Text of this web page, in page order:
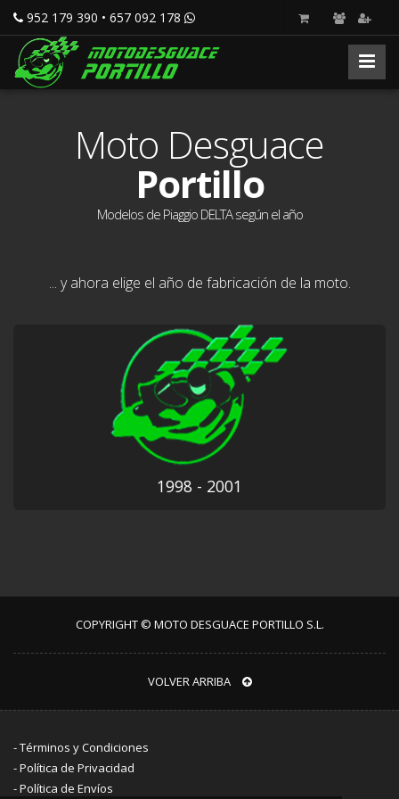
952 179 390 • 657 092 178
Moto Desguace
Portillo
Modelos de Piaggio DELTA según el año
... y ahora elige el año de fabricación de la moto.
1998 - 2001
COPYRIGHT © MOTO DESGUACE PORTILLO S.L.
VOLVER ARRIBA
-Términos y Condiciones
-Política de Privacidad
-Política de Envíos